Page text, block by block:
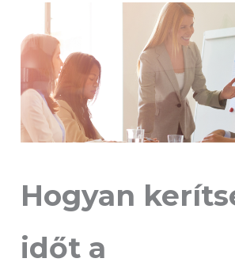
Hogyan
időt a